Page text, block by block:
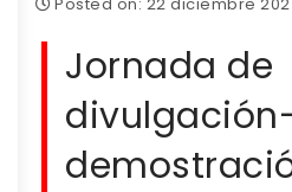
Jornada de